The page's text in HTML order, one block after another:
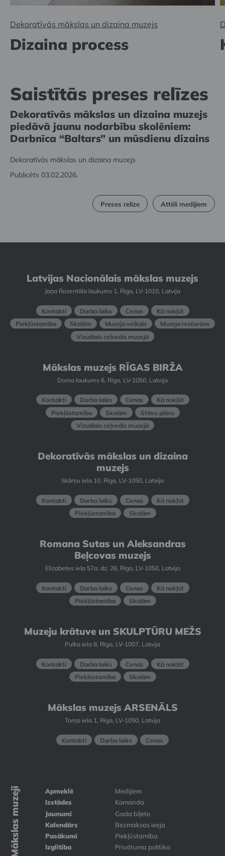
Dekoratīvās mākslas un dizaina muzejs
Dizaina process
Saistītās preses relīzes
Dekoratīvās mākslas un dizaina muzejs
piedāvā jaunu nodarbību skolēniem:
Darbnīca “Baltars” un mūsdienu dizains
Dekoratīvās mākslas un dizaina muzejs
Publicēts 03.02.2026.
Preses relīze Attēli medijiem
Latvijas Nacionālais mākslas muzejs
Jaņa Rozentāla laukums 1, Rīga, LV-1010, Latvija
Kontakti Darba laiks Cenas
Kā nokļūt
Piekļūstamība
Skolām Muzeja veikals
Muzeja restorāns
Vizuālais ceļvedis muzejā
Mākslas muzejs RĪGAS BIRŽA
Doma laukums 6, Rīga, LV-1050, Latvija
Kontakti Darba laiks Cenas
Kā nokļūt
Piekļūstamība
Skolām
Stāvu plāns
Vizuālais ceļvedis muzejā
Dekoratīvās mākslas un dizaina
muzejs
Skārņu iela 10, Rīga, LV-1050, Latvija
Kontakti Darba laiks Cenas
Kā nokļūt
Piekļūstamība
Skolām
Romana Sutas un Aleksandras
Beļcovas muzejs
Elizabetes iela 57a, dz. 26, Rīga, LV-1050, Latvija
Kontakti Darba laiks Cenas
Kā nokļūt
Piekļūstamība
Skolām
Muzeju krātuve un SKULPTŪRU MEŽS
Pulka iela 8, Rīga, LV-1007, Latvija
Kontakti Darba laiks Cenas
Kā nokļūt
Piekļūstamība
Skolām
Mākslas muzejs ARSENĀLS
Torņa iela 1, Rīga, LV-1050, Latvija
Kontakti Darba laiks Cenas
Mākslas muzeji
Apmeklē
Izstādes
Jaunumi
Kalendārs
Pasākumi
Izglītība
Medijiem
Komanda
Gada biļete
Bezmaksas ieeja
Piekļūstamība
Privātuma politika